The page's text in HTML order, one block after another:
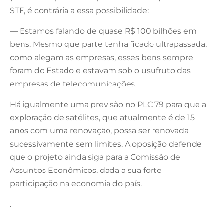
STF, é contrária a essa possibilidade:
— Estamos falando de quase R$ 100 bilhões em
bens. Mesmo que parte tenha ficado ultrapassada,
como alegam as empresas, esses bens sempre
foram do Estado e estavam sob o usufruto das
empresas de telecomunicações.
Há igualmente uma previsão no PLC 79 para que a
exploração de satélites, que atualmente é de 15
anos com uma renovação, possa ser renovada
sucessivamente sem limites. A oposição defende
que o projeto ainda siga para a Comissão de
Assuntos Econômicos, dada a sua forte
participação na economia do país.
.